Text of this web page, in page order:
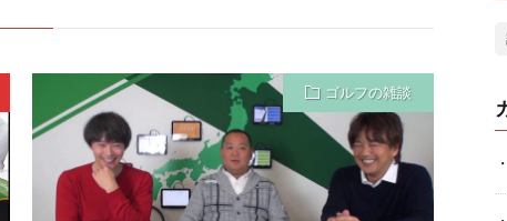
ゴルフの雑談